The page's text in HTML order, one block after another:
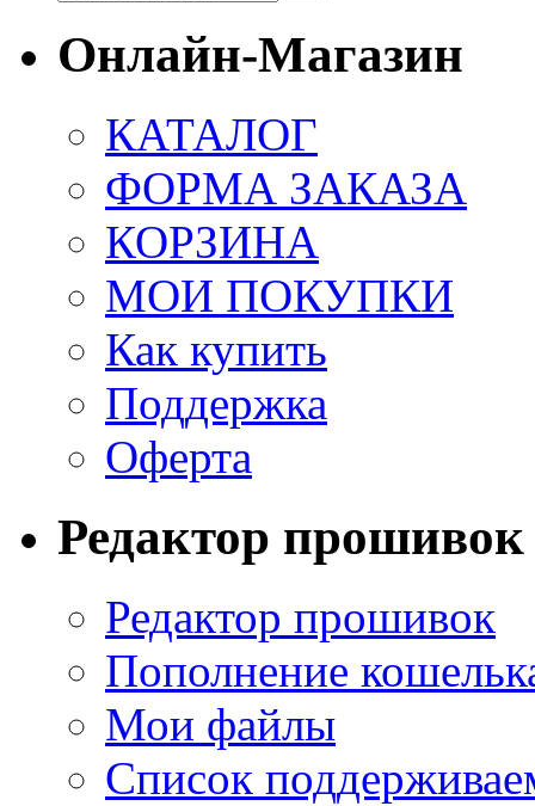
Онлайн-Магазин
КАТАЛОГ
ФОРМА ЗАКАЗА
КОРЗИНА
МОИ ПОКУПКИ
Как купить
Поддержка
Оферта
Редактор прошивок
Редактор прошивок
Пополнение
Мои файлы
Список